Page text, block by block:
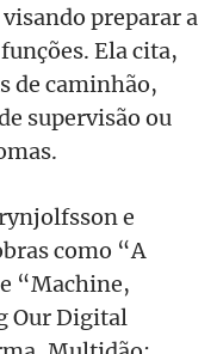
preparar a
Ela cita,
de caminhão,
supervisão ou
e
como “A
“Machine,
Our Digital